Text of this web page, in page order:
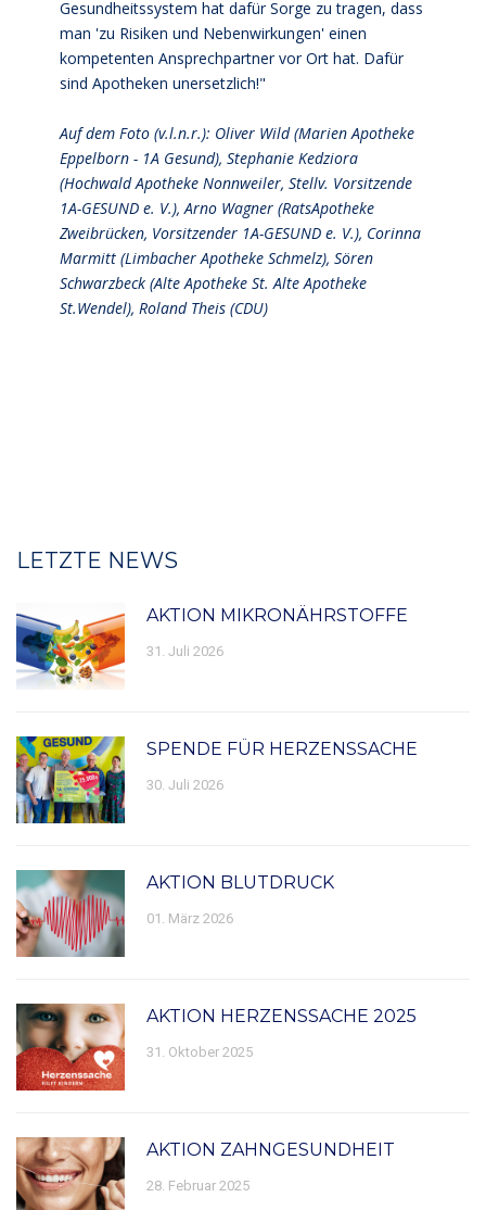
Gesundheitssystem hat dafür Sorge zu tragen, dass
man 'zu Risiken und Nebenwirkungen' einen
kompetenten Ansprechpartner vor Ort hat. Dafür
sind Apotheken unersetzlich!"
Auf dem Foto (v.l.n.r.): Oliver Wild (Marien Apotheke
Eppelborn - 1A Gesund), Stephanie Kedziora
(Hochwald Apotheke Nonnweiler, Stellv. Vorsitzende
1A-GESUND e. V.), Arno Wagner (RatsApotheke
Zweibrücken, Vorsitzender 1A-GESUND e. V.), Corinna
Marmitt (Limbacher Apotheke Schmelz), Sören
Schwarzbeck (Alte Apotheke St. Alte Apotheke
St.Wendel), Roland Theis (CDU)
LETZTE NEWS
AKTION MIKRONÄHRSTOFFE
31. Juli 2026
SPENDE FÜR HERZENSSACHE
30. Juli 2026
AKTION BLUTDRUCK
01. März 2026
AKTION HERZENSSACHE 2025
31. Oktober 2025
AKTION ZAHNGESUNDHEIT
28. Februar 2025